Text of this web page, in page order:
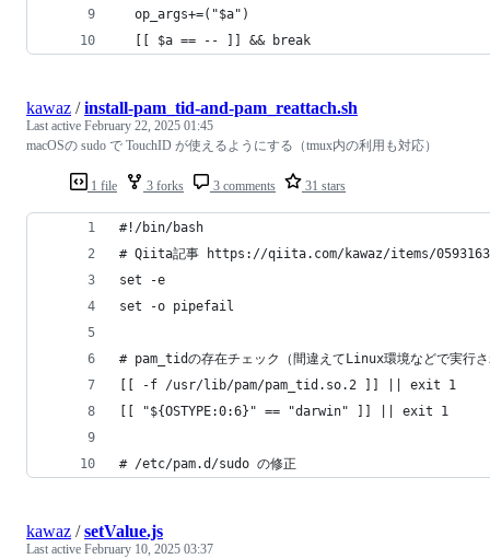
  op_args+=("$a")
  [[ $a == -- ]] && break
1 file 3 forks 3 comments 31 stars
kawaz /install-pam_tid-and-pam_reattach.sh
Last active February 22, 2025 01:45
macOSの sudo で TouchID が使えるようにする（tmux内の利用も対応）
#!/bin/bash
# Qiita記事 https://qiita.com/kawaz/items/
set -e
set -o pipefail
# pam_tidの存在チェック（間違えてLinux環境などで実行さ
[[ -f /usr/lib/pam/pam_tid.so.2 ]] || exit 1
[[ "${OSTYPE:0:6}" == "darwin" ]] || exit 1
# /etc/pam.d/sudo の修正
kawaz /setValue.js
Last active February 10, 2025 03:37